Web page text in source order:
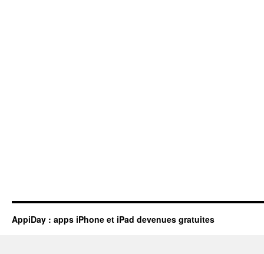
AppiDay : apps iPhone et iPad devenues gratuites